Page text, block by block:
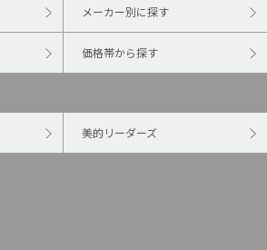
メーカー別に探す
価格帯から探す
美的リーダーズ